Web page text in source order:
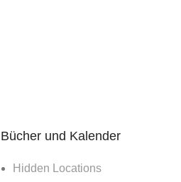
Bücher und Kalender
Hidden Locations